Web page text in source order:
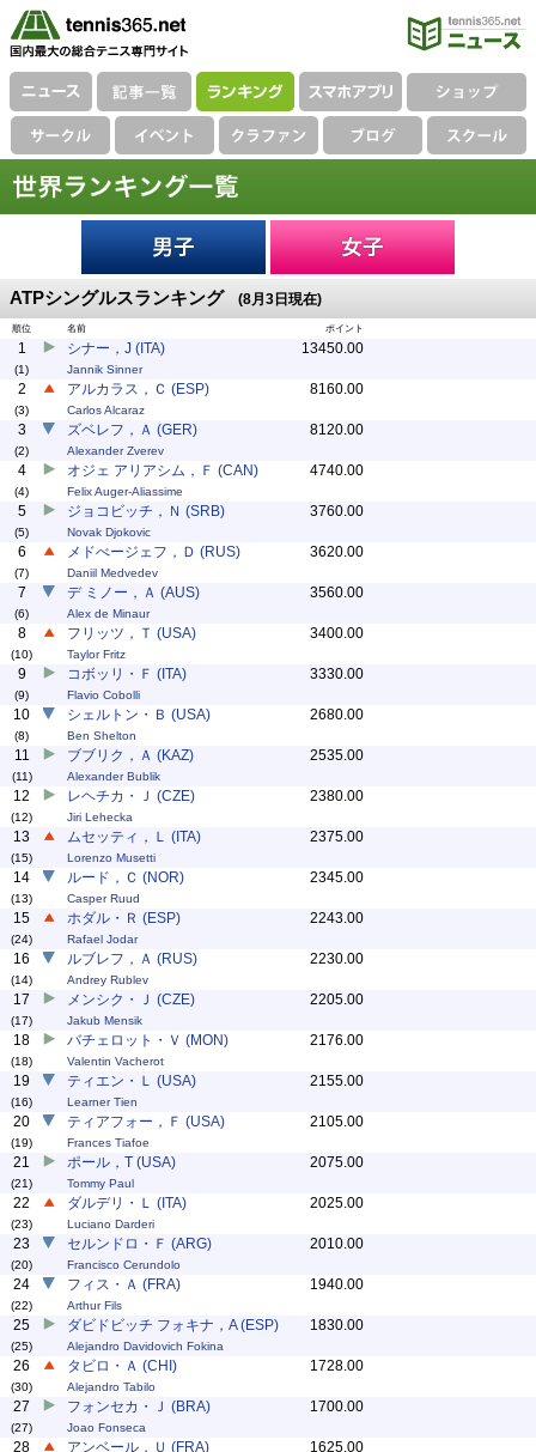
ATPシングルスランキング (8月3日現在)
順位 名前 ポイント
1
(1)
シナー，J (ITA)
Jannik Sinner
13450.00
2
(3)
アルカラス，Ｃ (ESP)
Carlos Alcaraz
8160.00
3
(2)
ズベレフ，Ａ (GER)
Alexander Zverev
8120.00
4
(4)
オジェ アリアシム，Ｆ (CAN)
Felix Auger-Aliassime
4740.00
5
(5)
ジョコビッチ，Ｎ (SRB)
Novak Djokovic
3760.00
6
(7)
メドべージェフ，Ｄ (RUS)
Daniil Medvedev
3620.00
7
(6)
デ ミノー，Ａ (AUS)
Alex de Minaur
3560.00
8
(10)
フリッツ，Ｔ (USA)
Taylor Fritz
3400.00
9
(9)
コボッリ・Ｆ (ITA)
Flavio Cobolli
3330.00
10
(8)
シェルトン・Ｂ (USA)
Ben Shelton
2680.00
11
(11)
ブブリク，Ａ (KAZ)
Alexander Bublik
2535.00
12
(12)
レヘチカ・Ｊ (CZE)
Jiri Lehecka
2380.00
13
(15)
ムセッティ，Ｌ (ITA)
Lorenzo Musetti
2375.00
14
(13)
ルード，Ｃ (NOR)
Casper Ruud
2345.00
15
(24)
ホダル・Ｒ (ESP)
Rafael Jodar
2243.00
16
(14)
ルブレフ，Ａ (RUS)
Andrey Rublev
2230.00
17
(17)
メンシク・Ｊ (CZE)
Jakub Mensik
2205.00
18
(18)
バチェロット・Ｖ (MON)
Valentin Vacherot
2176.00
19
(16)
ティエン・Ｌ (USA)
Learner Tien
2155.00
20
(19)
ティアフォー，Ｆ (USA)
Frances Tiafoe
2105.00
21
(21)
ポール，T (USA)
Tommy Paul
2075.00
22
(23)
ダルデリ・Ｌ (ITA)
Luciano Darderi
2025.00
23
(20)
セルンドロ・Ｆ (ARG)
Francisco Cerundolo
2010.00
24
(22)
フィス・Ａ (FRA)
Arthur Fils
1940.00
25
(25)
ダビドビッチ フォキナ，A (ESP)
Alejandro Davidovich Fokina
1830.00
26
(30)
タビロ・Ａ (CHI)
Alejandro Tabilo
1728.00
27
(27)
フォンセカ・Ｊ (BRA)
Joao Fonseca
1700.00
28 アンベール，Ｕ (FRA) 1625.00